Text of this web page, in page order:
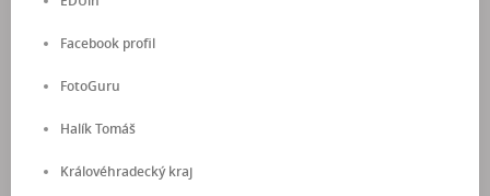
Facebook profil
FotoGuru
Halík Tomáš
Královéhradecký kraj